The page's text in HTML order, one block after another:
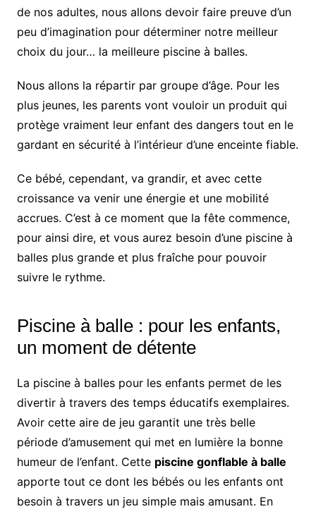
de nos adultes, nous allons devoir faire preuve d’un
peu d’imagination pour déterminer notre meilleur
choix du jour… la meilleure piscine à balles.
Nous allons la répartir par groupe d’âge. Pour les
plus jeunes, les parents vont vouloir un produit qui
protège vraiment leur enfant des dangers tout en le
gardant en sécurité à l’intérieur d’une enceinte fiable.
Ce bébé, cependant, va grandir, et avec cette
croissance va venir une énergie et une mobilité
accrues. C’est à ce moment que la fête commence,
pour ainsi dire, et vous aurez besoin d’une piscine à
balles plus grande et plus fraîche pour pouvoir
suivre le rythme.
Piscine à balle : pour les enfants,
un moment de détente
La piscine à balles pour les enfants permet de les
divertir à travers des temps éducatifs exemplaires.
Avoir cette aire de jeu garantit une très belle
période d’amusement qui met en lumière la bonne
humeur de l’enfant. Cette piscine gonflable à balle
apporte tout ce dont les bébés ou les enfants ont
besoin à travers un jeu simple mais amusant. En